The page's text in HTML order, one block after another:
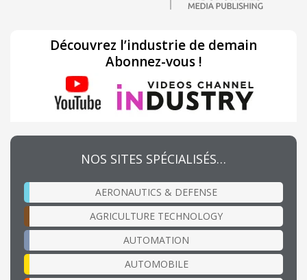
Découvrez l’industrie de demain
Abonnez-vous !
NOS SITES SPÉCIALISÉS…
AERONAUTICS & DEFENSE
AGRICULTURE TECHNOLOGY
AUTOMATION
AUTOMOBILE